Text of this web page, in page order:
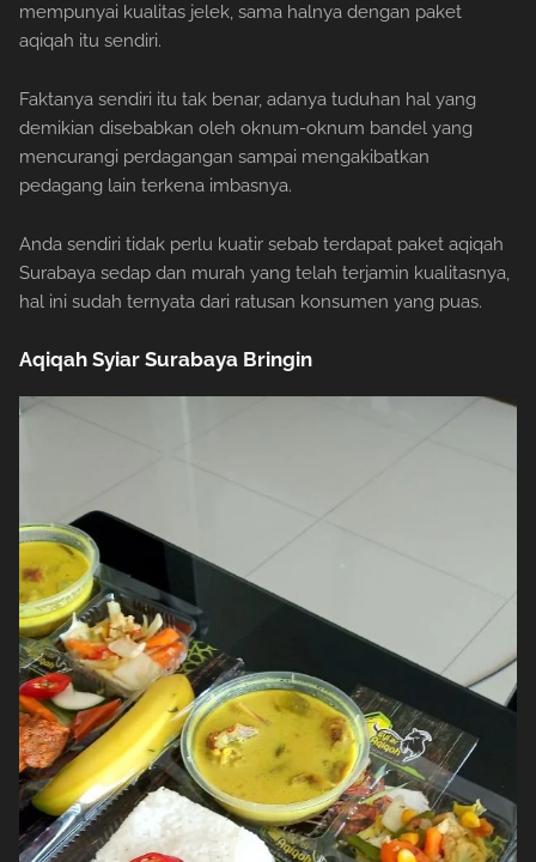
mempunyai kualitas jelek, sama halnya dengan paket
aqiqah itu sendiri.
Faktanya sendiri itu tak benar, adanya tuduhan hal yang
demikian disebabkan oleh oknum-oknum bandel yang
mencurangi perdagangan sampai mengakibatkan
pedagang lain terkena imbasnya.
Anda sendiri tidak perlu kuatir sebab terdapat paket aqiqah
Surabaya sedap dan murah yang telah terjamin kualitasnya,
hal ini sudah ternyata dari ratusan konsumen yang puas.
Aqiqah Syiar Surabaya Bringin